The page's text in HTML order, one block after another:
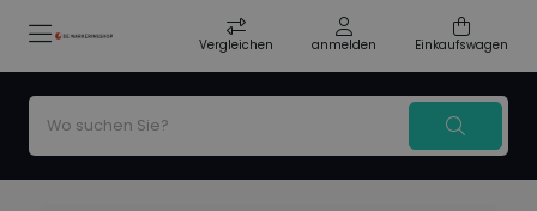
Vergleichen anmelden Einkaufswagen